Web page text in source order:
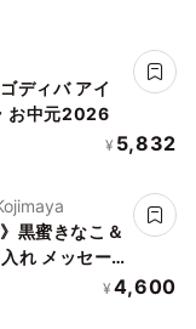
ディバ アイ
お中元2026
¥ 5,832
黒蜜きなこ＆
れ メッセー
¥ 4,600